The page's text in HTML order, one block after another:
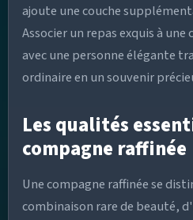
ajoute une couche
Associer un repas exquis à
avec une personne élégante
ordinaire en un souvenir
Les qualités
compagne raffinée
Une compagne raffinée se
combinaison rare de beauté,